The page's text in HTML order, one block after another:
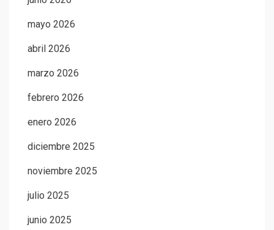
mayo 2026
abril 2026
marzo 2026
febrero 2026
enero 2026
diciembre 2025
noviembre 2025
julio 2025
junio 2025